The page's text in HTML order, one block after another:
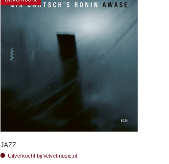
JAZZ
Uitverkocht bij Velvetmusic.nl